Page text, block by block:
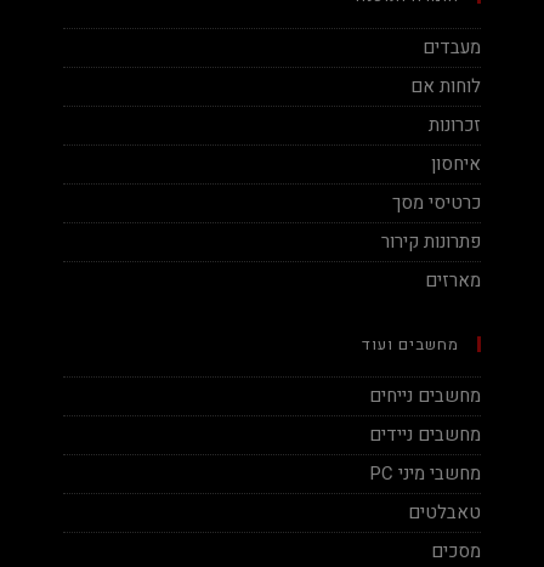
מעבדים
לוחות אם
זכרונות
איחסון
כרטיסי מסך
פתרונות קירור
מארזים
מחשבים ועוד
מחשבים נייחים
מחשבים ניידים
מחשבי מיני PC
טאבלטים
מסכים